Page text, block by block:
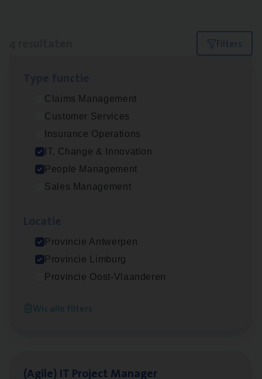
Filters
Claims Management
Customer Services
Insurance Operations
IT, Change & Innovation
People Management
Sales Management
Provincie Antwerpen
Provincie Limburg
Provincie Oost-Vlaanderen
Wis alle filters
Test Ana­lyst
IT, Change & Innovation
Antwerpen
Busi­ness Analyst
Busi­ness Mana­ger Mari­ne Cargo
Antwerpen
(Agi­le) ITPro­ject Manager